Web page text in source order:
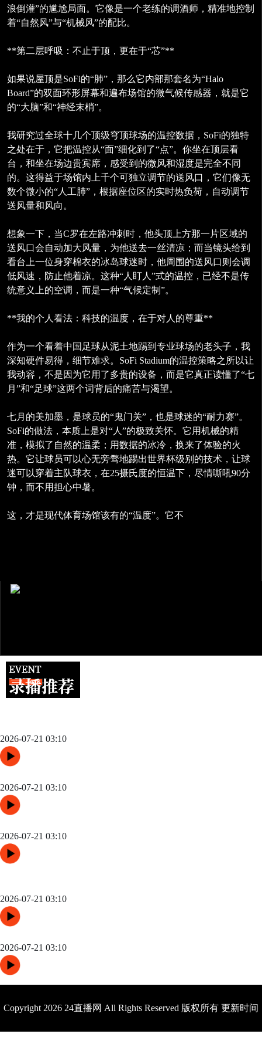
浪倒灌”的尴尬局面。它像是一个老练的调酒师，精准地控制
着“自然风”与“机械风”的配比。
**第二层呼吸：不止于顶，更在于“芯”**
如果说屋顶是SoFi的“肺”，那么它内部那套名为“Halo
Board”的双面环形屏幕和遍布场馆的微气候传感器，就是它
的“大脑”和“神经末梢”。
我研究过全球十几个顶级穹顶球场的温控数据，SoFi的独特
之处在于，它把温控从“面”细化到了“点”。你坐在顶层看
台，和坐在场边贵宾席，感受到的微风和湿度是完全不同
的。这得益于场馆内上千个可独立调节的送风口，它们像无
数个微小的“人工肺”，根据座位区的实时热负荷，自动调节
送风量和风向。
想象一下，当C罗在左路冲刺时，他头顶上方那一片区域的
送风口会自动加大风量，为他送去一丝清凉；而当镜头给到
看台上一位身穿棉衣的冰岛球迷时，他周围的送风口则会调
低风速，防止他着凉。这种“人盯人”式的温控，已经不是传
统意义上的空调，而是一种“气候定制”。
**我的个人看法：科技的温度，在于对人的尊重**
作为一个看着中国足球从泥土地踢到专业球场的老头子，我
深知硬件易得，细节难求。SoFi Stadium的温控策略之所以让
我动容，不是因为它用了多贵的设备，而是它真正读懂了“七
月”和“足球”这两个词背后的痛苦与渴望。
七月的美加墨，是球员的“鬼门关”，也是球迷的“耐力赛”。
SoFi的做法，本质上是对“人”的极致关怀。它用机械的精
准，模拟了自然的温柔；用数据的冰冷，换来了体验的火
热。它让球员可以心无旁骛地踢出世界杯级别的技术，让球
迷可以穿着主队球衣，在25摄氏度的恒温下，尽情嘶吼90分
钟，而不用担心中暑。
这，才是现代体育场馆该有的“温度”。它不
2026-07-21 03:10
2026-07-21 03:10
2026-07-21 03:10
2026-07-21 03:10
2026-07-21 03:10
Copyright 2026 24直播网 All Rights Reserved 版权所有 更新时间